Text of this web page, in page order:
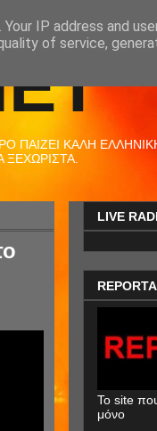
ΚΑΛΗ
LIVE
To site
μόνο
IP address and
of service,